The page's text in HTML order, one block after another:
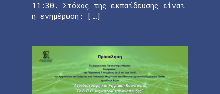
11:30. Στόχος της εκπαίδευσης είναι
η ενημέρωση: […]